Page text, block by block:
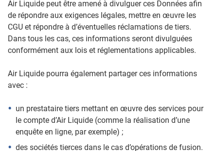
Air Liquide peut être amené à divulguer ces Données afin
de répondre aux exigences légales, mettre en œuvre les
CGU et répondre à d’éventuelles réclamations de tiers.
Dans tous les cas, ces informations seront divulguées
conformément aux lois et réglementations applicables.
Air Liquide pourra également partager ces informations
avec :
un prestataire tiers mettant en œuvre des services pour
le compte d’Air Liquide (comme la réalisation d’une
enquête en ligne, par exemple) ;
des sociétés tierces dans le cas d’opérations de fusion.